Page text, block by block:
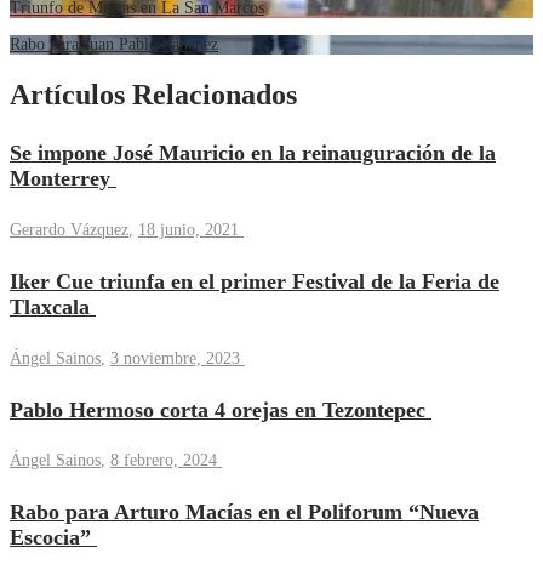
Triunfo de Macías en La San Marcos
Rabo para Juan Pablo Sánchez
Artículos Relacionados
Se impone José Mauricio en la reinauguración de la
Monterrey
Gerardo Vázquez 18 junio, 2021
Iker Cue triunfa en el primer Festival de la Feria de
Tlaxcala
Ángel Sainos 3 noviembre, 2023
Pablo Hermoso corta 4 orejas en Tezontepec
Ángel Sainos, 8 febrero, 2024
Rabo para Arturo Macías en el Poliforum “Nueva
Escocia”